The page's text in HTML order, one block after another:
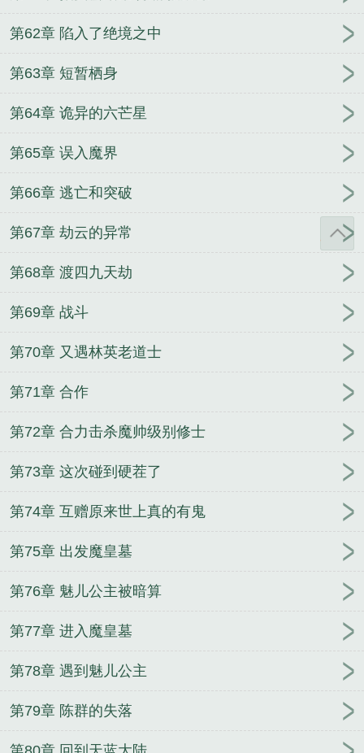
第62章 陷入了绝境之中
第63章 短暂栖身
第64章 诡异的六芒星
第65章 误入魔界
第66章 逃亡和突破
第67章 劫云的异常
第68章 渡四九天劫
第69章 战斗
第70章 又遇林英老道士
第71章 合作
第72章 合力击杀魔帅级别修士
第73章 这次碰到硬茬了
第74章 互赠原来世上真的有鬼
第75章 出发魔皇墓
第76章 魅儿公主被暗算
第77章 进入魔皇墓
第78章 遇到魅儿公主
第79章 陈群的失落